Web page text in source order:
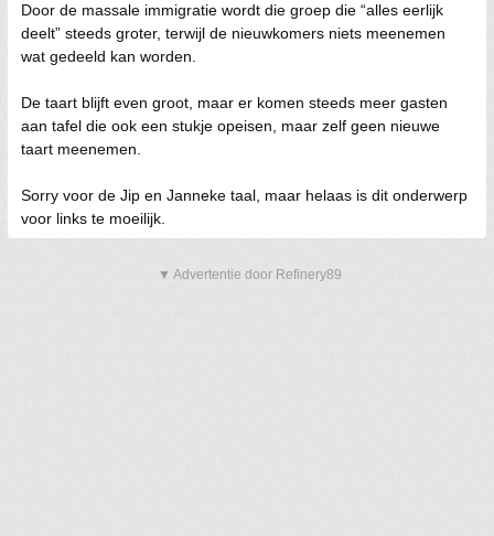
Door de massale immigratie wordt die groep die “alles eerlijk
deelt” steeds groter, terwijl de nieuwkomers niets meenemen
wat gedeeld kan worden.
De taart blijft even groot, maar er komen steeds meer gasten
aan tafel die ook een stukje opeisen, maar zelf geen nieuwe
taart meenemen.
Sorry voor de Jip en Janneke taal, maar helaas is dit onderwerp
voor links te moeilijk.
▼ Advertentie door Refinery89